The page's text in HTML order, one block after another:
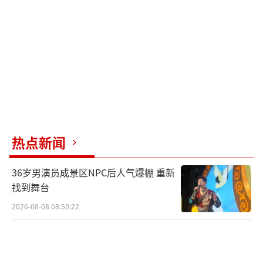
热点新闻
36岁男演员成景区NPC后人气爆棚 重新
找到舞台
2026-08-08 08:50:22